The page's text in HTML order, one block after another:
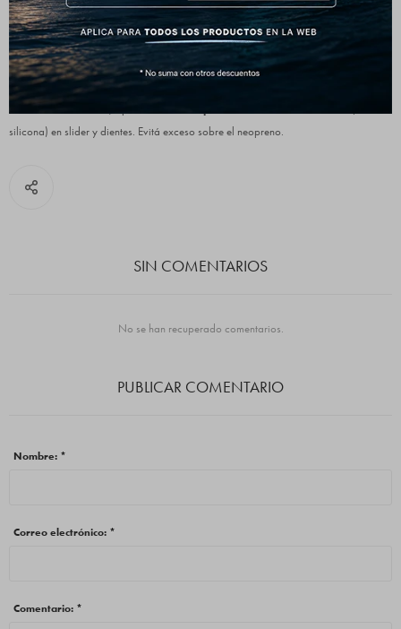
Guardá solo cuando esté completamente seco
por dentro y por fuera. Colgado
enpercha anchaopercha horizontaldoblado por la cintura. Evitá cajones.
¿Conviene lubricar cierres y broches?
silicona) en slider y dientes. Evitá exceso sobre el neopreno.
SIN COMENTARIOS
No se han recuperado comentarios.
PUBLICAR COMENTARIO
Nombre: *
Correo electrónico: *
Comentario: *